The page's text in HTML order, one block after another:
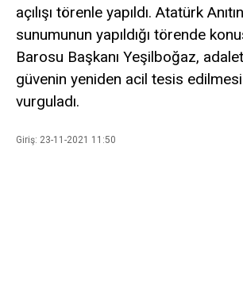
açılışı törenle yapıldı. Atatürk
sunumunun yapıldığı törende
Barosu Başkanı Yeşilboğaz,
güvenin yeniden acil tesis
vurguladı.
Giriş: 23-11-2021 11:50